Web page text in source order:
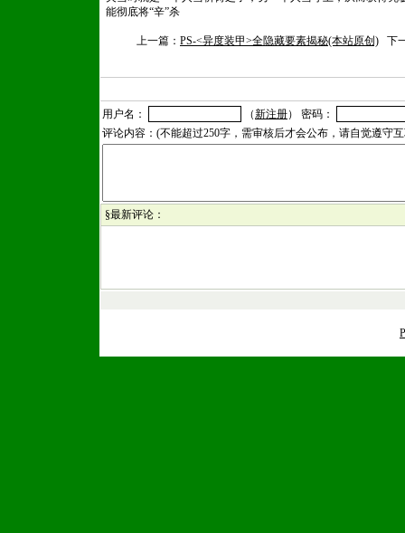
能彻底将“辛”杀
上一篇： PS-<异度装甲>全隐藏要素揭秘(本站原创) 下
用户名： （新注册） 密码：
评论内容：(不能超过250字，需审核后才会公布，请自觉遵守
§最新评论：